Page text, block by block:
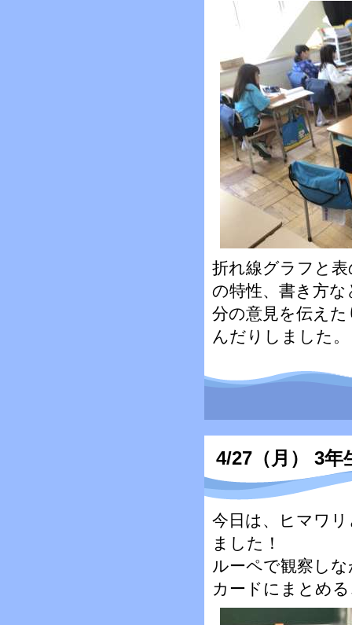
折れ線グラフと
の特性、書き方
分の意見を伝え
んだりしました。
4/27（月） 3年
今日は、ヒマワ
ました！
ルーペで観察し
カードにまとめ